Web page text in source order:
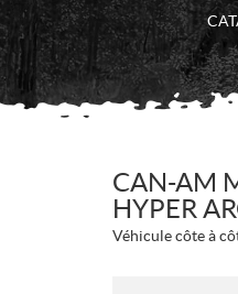
CAN-AM
HYPER
Véhicule côte à